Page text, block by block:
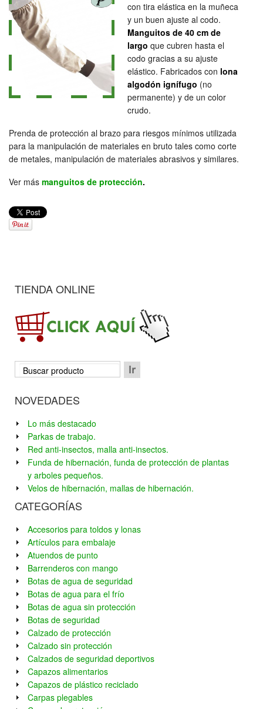
con tira elástica en la muñeca
y un buen ajuste al codo.
Manguitos de 40 cm de
largo que cubren hasta el
codo gracias a su ajuste
elástico. Fabricados con lona
algodón ignífugo (no
permanente) y de un color
crudo.
Prenda de protección al brazo para riesgos mínimos utilizada
para la manipulación de materiales en bruto tales como corte
de metales, manipulación de materiales abrasivos y similares.
Ver más manguitos de protección.
TIENDA ONLINE
NOVEDADES
Lo más destacado
Parkas de trabajo.
Red anti-insectos, malla anti-insectos.
Funda de hibernación, funda de protección de plantas
y arboles pequeños.
Velos de hibernación, mallas de hibernación.
CATEGORÍAS
Accesorios para toldos y lonas
Artículos para embalaje
Atuendos de punto
Barrenderos con mango
Botas de agua de seguridad
Botas de agua para el frío
Botas de agua sin protección
Botas de seguridad
Calzado de protección
Calzado sin protección
Calzados de seguridad deportivos
Capazos alimentarios
Capazos de plástico reciclado
Carpas plegables